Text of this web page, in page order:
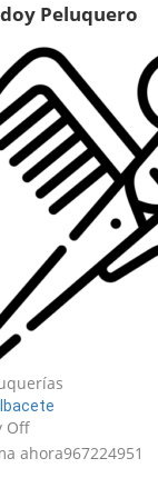
Peluquero
Off
ahora967224951